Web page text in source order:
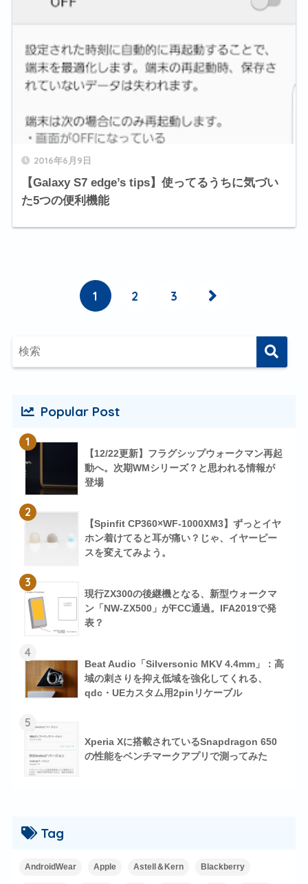
2016年6月9日
【Galaxy S7 edge’s tips】使ってるうちに気づい
た5つの便利機能
1 2 3
Popular Post
1
【12/22更新】フラグシップウォークマン再起
動へ。次期WMシリーズ？と思われる情報が
登場
2
【Spinfit CP360×WF-1000XM3】ずっとイヤ
ホン着けてると耳が痛い？じゃ、イヤーピー
スを変えてみよう。
3
現行ZX300の後継機となる、新型ウォークマ
ン「NW-ZX500」がFCC通過。IFA2019で発
表？
4
Beat Audio「Silversonic MKV 4.4mm」：高
域の刺さりを抑え低域を強化してくれる、
qdc・UEカスタム用2pinリケーブル
5
Xperia Xに搭載されているSnapdragon 650
の性能をベンチマークアプリで測ってみた
Tag
AndroidWear Apple Astell＆Kern Blackberry